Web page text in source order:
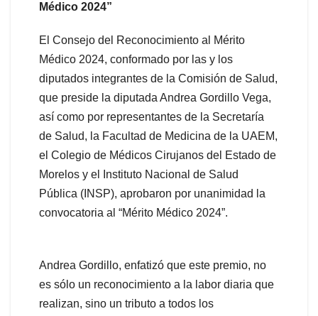
Médico 2024”
El Consejo del Reconocimiento al Mérito
Médico 2024, conformado por las y los
diputados integrantes de la Comisión de Salud,
que preside la diputada Andrea Gordillo Vega,
así como por representantes de la Secretaría
de Salud, la Facultad de Medicina de la UAEM,
el Colegio de Médicos Cirujanos del Estado de
Morelos y el Instituto Nacional de Salud
Pública (INSP), aprobaron por unanimidad la
convocatoria al “Mérito Médico 2024”.
Andrea Gordillo, enfatizó que este premio, no
es sólo un reconocimiento a la labor diaria que
realizan, sino un tributo a todos los